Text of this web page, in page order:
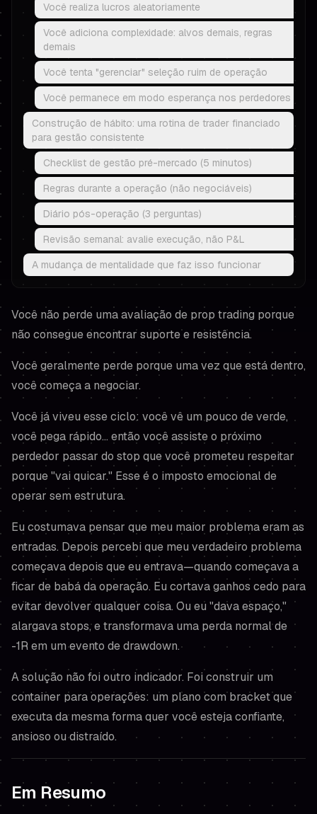
Você realiza lucros aleatoriamente
Você adiciona complexidade: alvos demais, regras
demais
Você tenta "gerenciar" seleção ruim de operação
Você permanece em modo esperança nos perdedores
Construção de hábito: uma rotina de trader financiado
para gestão consistente
Checklist de gestão pré-mercado (5 minutos)
Regras durante a operação (não negociáveis)
Diário pós-operação (3 perguntas)
Revisão semanal: avalie execução, não P&L
A mudança de mentalidade que faz isso funcionar
Você não perde uma avaliação de prop trading porque
não consegue encontrar suporte e resistência.
Você geralmente perde porque uma vez que estádentro,
você começa a negociar.
Você já viveu esse ciclo: você vê um pouco de verde,
você pega rápido… então você assiste o próximo
perdedor passar do stop que você prometeu respeitar
porque "vai quicar." Esse é o imposto emocional de
operar sem estrutura.
Eu costumava pensar que meu maior problema eram as
entradas. Depois percebi que meu verdadeiro problema
começavadepois que eu entrava—quando começava a
ficar de babá da operação. Eu cortava ganhos cedo para
evitar devolver qualquer coisa. Ou eu "dava espaço,"
alargava stops, e transformava uma perda normal de
-1R em um evento de drawdown.
A solução não foi outro indicador. Foi construir um
container para operações: um plano com bracket que
executa da mesma forma quer você esteja confiante,
ansioso ou distraído.
Em Resumo